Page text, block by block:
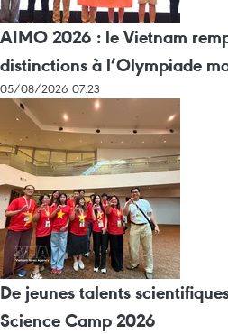
AIMO 2026 : le Vietnam
distinctions à l’Olympiade
05/08/2026 07:23
De jeunes talents
Science Camp 2026